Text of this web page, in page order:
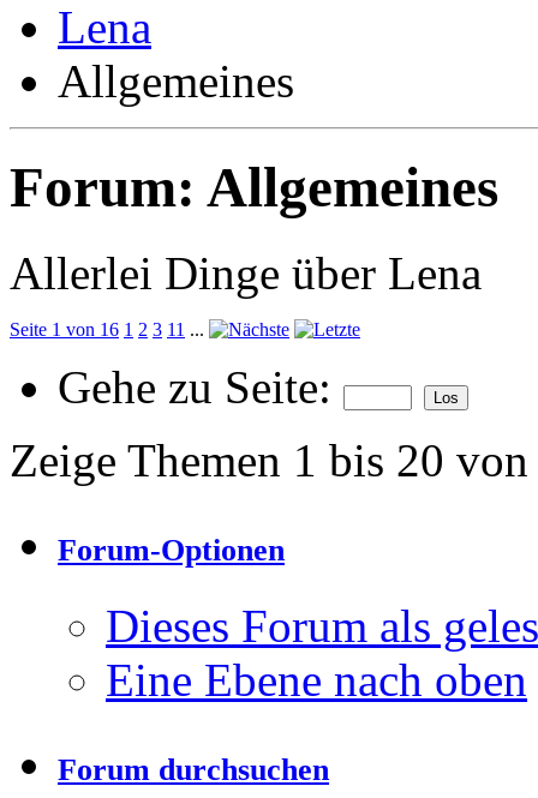
Lena
Allgemeines
Forum: Allgemeines
Allerlei Dinge über Lena
Seite 1 von 16 1 2 3 11 ...
Gehe zu Seite:
Zeige Themen 1 bis 20
Forum-Optionen
Dieses Forum als
Eine Ebene nach oben
Forum durchsuchen